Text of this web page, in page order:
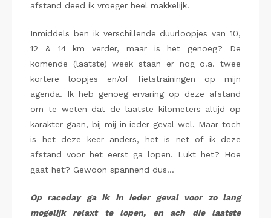
afstand deed ik vroeger heel makkelijk.
Inmiddels ben ik verschillende duurloopjes van 10,
12 & 14 km verder, maar is het genoeg? De
komende (laatste) week staan er nog o.a. twee
kortere loopjes en/of fietstrainingen op mijn
agenda. Ik heb genoeg ervaring op deze afstand
om te weten dat de laatste kilometers altijd op
karakter gaan, bij mij in ieder geval wel. Maar toch
is het deze keer anders, het is net of ik deze
afstand voor het eerst ga lopen. Lukt het? Hoe
gaat het? Gewoon spannend dus…
Op raceday ga ik in ieder geval voor zo lang
mogelijk relaxt te lopen, en ach die laatste